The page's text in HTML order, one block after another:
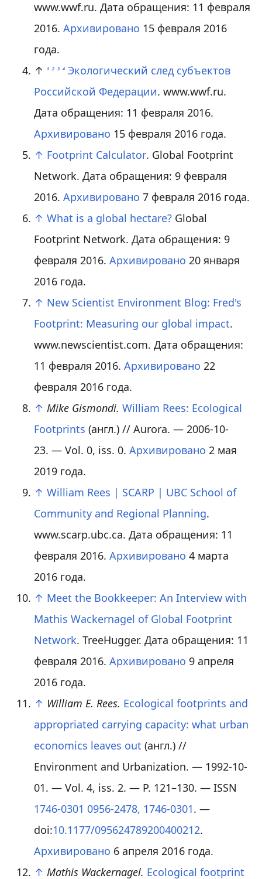
www.wwf.ru. Дата обращения: 11 февраля
2016. Архивировано 15 февраля 2016
года.
↑
1 2 3 4 Экологический след субъектов
Российской Федерации. www.wwf.ru.
Дата обращения: 11 февраля 2016.
Архивировано 15 февраля 2016 года.
↑ Footprint Calculator. Global Footprint
Network. Дата обращения: 9 февраля
2016. Архивировано 7 февраля 2016 года.
↑ What is a global hectare?Global
Footprint Network. Дата обращения: 9
февраля 2016. Архивировано 20 января
2016 года.
↑ New Scientist Environment Blog: Fred's
Footprint: Measuring our global impact.
www.newscientist.com. Дата обращения:
11 февраля 2016. Архивировано 22
февраля 2016 года.
↑ Mike Gismondi. William Rees: Ecological
Footprints (англ.)// Aurora. — 2006-10-
23. — Vol. 0, iss. 0. Архивировано 2 мая
2019 года.
↑ William Rees | SCARP | UBC School of
Community and Regional Planning.
www.scarp.ubc.ca. Дата обращения: 11
февраля 2016. Архивировано 4 марта
2016 года.
↑ Meet the Bookkeeper: An Interview with
Mathis Wackernagel of Global Footprint
Network. TreeHugger. Дата обращения: 11
февраля 2016. Архивировано 9 апреля
2016 года.
↑ William E. Rees. Ecological footprints and
appropriated carrying capacity: what urban
economics leaves out (англ.)//
Environment and Urbanization. — 1992-10-
01. — Vol. 4, iss. 2. — P. 121–130. — ISSN
1746-0301 0956-2478, 1746-0301. —
doi:10.1177/095624789200400212.
Архивировано 6 апреля 2016 года.
↑ Mathis Wackernagel. Ecological footprint